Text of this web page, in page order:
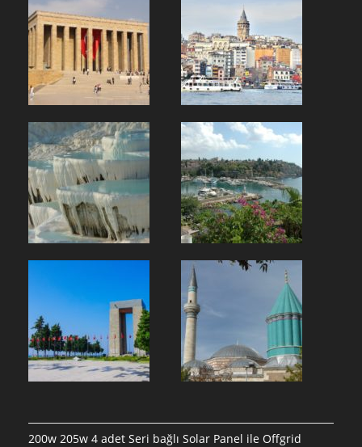
200w 205w 4 adet Seri bağlı Solar Panel ile Offgrid